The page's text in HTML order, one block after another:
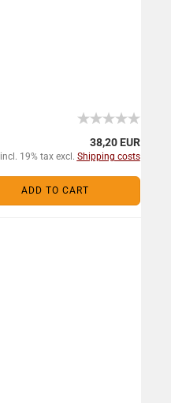
38,20 EUR
incl. 19% tax excl. Shipping costs
ADD TO CART